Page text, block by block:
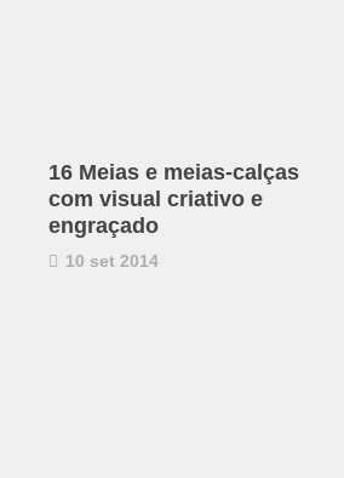
16 Meias e meias-calças
com visual criativo e
engraçado
10 set 2014